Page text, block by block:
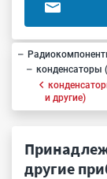
конденсаторы
и другие)
другие